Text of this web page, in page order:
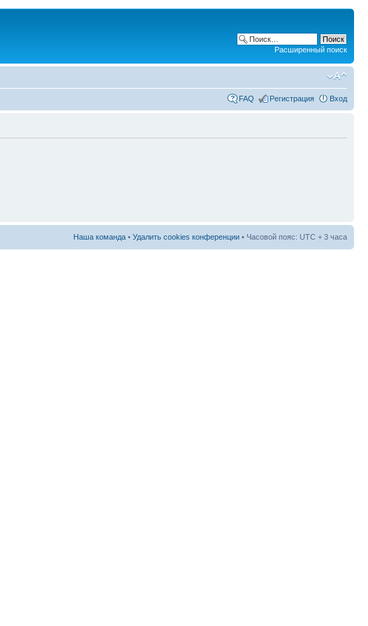
Расширенный поиск
FAQ Регистрация Вход
Наша команда • Удалить cookies конференции • Часовой пояс: UTC + 3 часа